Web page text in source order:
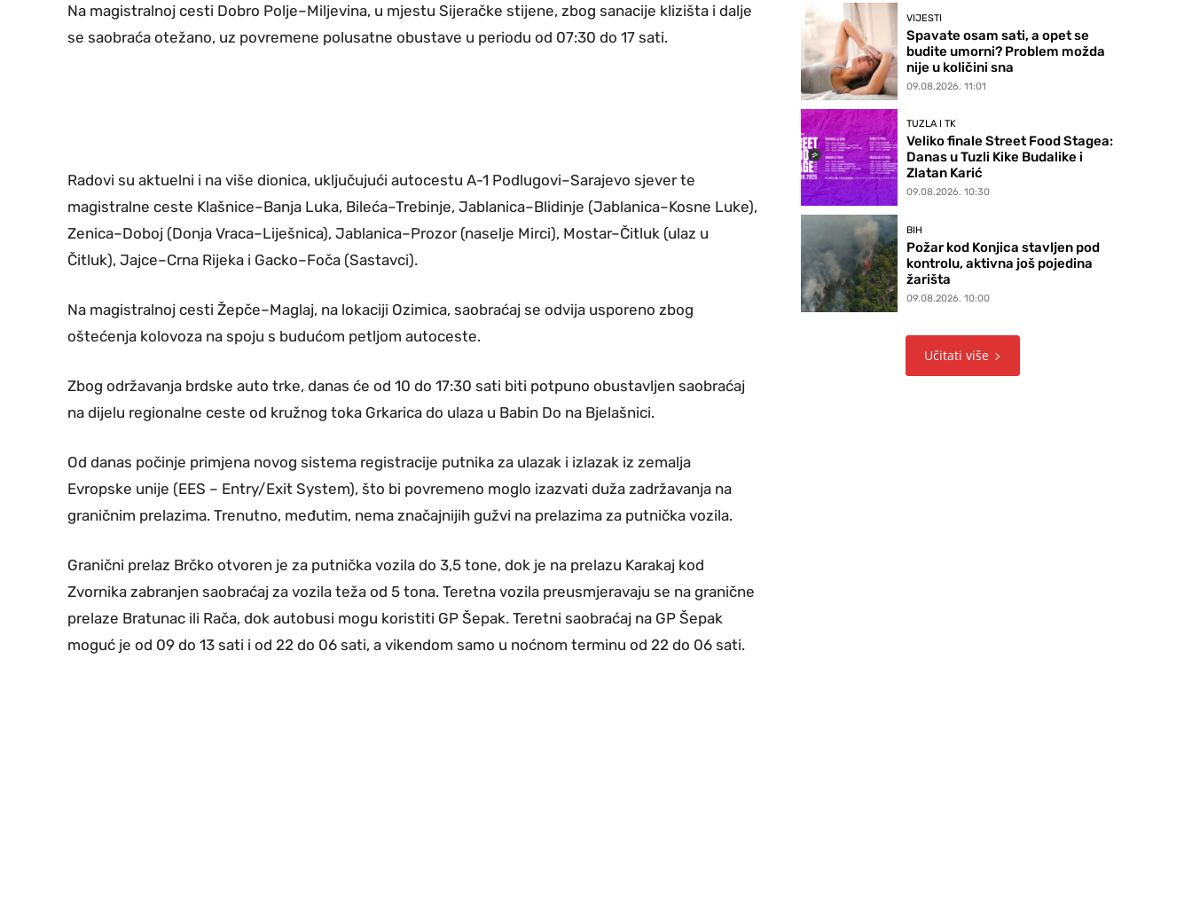
Na magistralnoj cesti Dobro Polje–Miljevina, u mjestu Sijeračke stijene, zbog sanacije klizišta i dalje
se saobraća otežano, uz povremene polusatne obustave u periodu od 07:30 do 17 sati.
Radovi su aktuelni i na više dionica, uključujući autocestu A-1 Podlugovi–Sarajevo sjever te
magistralne ceste Klašnice–Banja Luka, Bileća–Trebinje, Jablanica–Blidinje (Jablanica–Kosne Luke),
Zenica–Doboj (Donja Vraca–Liješnica), Jablanica–Prozor (naselje Mirci), Mostar–Čitluk (ulaz u
Čitluk), Jajce–Crna Rijeka i Gacko–Foča (Sastavci).
Na magistralnoj cesti Žepče–Maglaj, na lokaciji Ozimica, saobraćaj se odvija usporeno zbog
oštećenja kolovoza na spoju s budućom petljom autoceste.
Zbog održavanja brdske auto trke, danas će od 10 do 17:30 sati biti potpuno obustavljen saobraćaj
na dijelu regionalne ceste od kružnog toka Grkarica do ulaza u Babin Do na Bjelašnici.
Od danas počinje primjena novog sistema registracije putnika za ulazak i izlazak iz zemalja
Evropske unije (EES – Entry/Exit System), što bi povremeno moglo izazvati duža zadržavanja na
graničnim prelazima. Trenutno, međutim, nema značajnijih gužvi na prelazima za putnička vozila.
Granični prelaz Brčko otvoren je za putnička vozila do 3,5 tone, dok je na prelazu Karakaj kod
Zvornika zabranjen saobraćaj za vozila teža od 5 tona. Teretna vozila preusmjeravaju se na granične
prelaze Bratunac ili Rača, dok autobusi mogu koristiti GP Šepak. Teretni saobraćaj na GP Šepak
moguć je od 09 do 13 sati i od 22 do 06 sati, a vikendom samo u noćnom terminu od 22 do 06 sati.
VIJESTI
Spavate osam sati, a opet se
budite umorni? Problem možda
nije u količini sna
09.08.2026. 11:01
TUZLA I TK
Veliko finale Street Food Stagea:
Danas u Tuzli Kike Budalike i
Zlatan Karić
09.08.2026. 10:30
BIH
Požar kod Konjica stavljen pod
kontrolu, aktivna još pojedina
žarišta
09.08.2026. 10:00
Učitati više